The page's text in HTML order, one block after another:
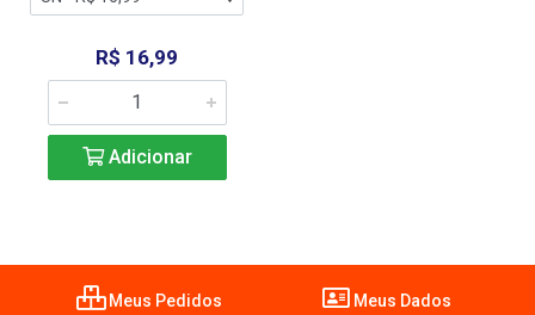
R$ 16,99
Adicionar
Meus Pedidos Meus Dados